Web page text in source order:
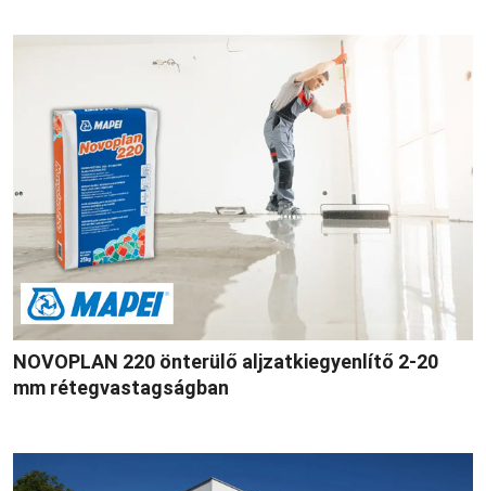
NOVOPLAN 220 önterülő aljzatkiegyenlítő 2-20
mm rétegvastagságban